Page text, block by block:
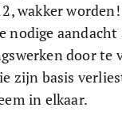
wakker
nodige aandacht
door te
zijn basis
in elkaar.